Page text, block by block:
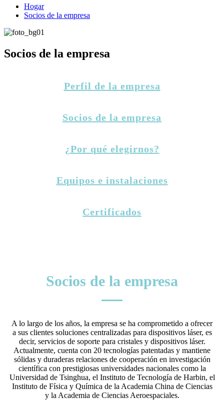
Hogar
Socios de la empresa
Socios de la empresa
Perfil de la empresa
Socios de la empresa
¿Por qué elegirnos?
Equipos e instalaciones
Certificados
Socios de la empresa
A lo largo de los años, la empresa se ha comprometido a ofrecer
a sus clientes soluciones centralizadas para dispositivos láser, es
decir, servicios de soporte para cristales y dispositivos láser.
Actualmente, cuenta con 20 tecnologías patentadas y mantiene
sólidas y duraderas relaciones de cooperación en investigación
científica con prestigiosas universidades nacionales como la
Universidad de Tsinghua, el Instituto de Tecnología de Harbin, el
Instituto de Física y Química de la Academia China de Ciencias
y la Academia de Ciencias Aeroespaciales.